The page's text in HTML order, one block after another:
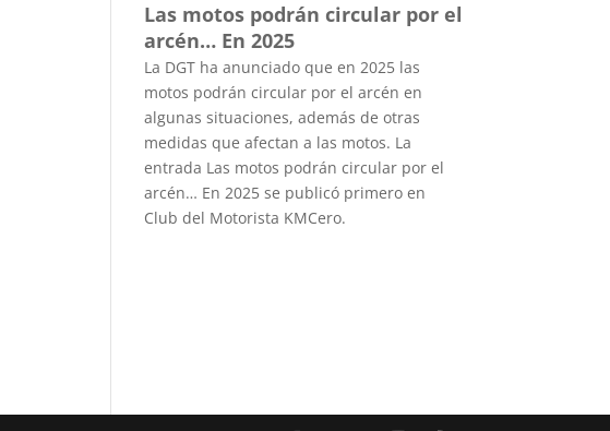
Las motos podrán circular por el
arcén… En 2025
La DGT ha anunciado que en 2025 las
motos podrán circular por el arcén en
algunas situaciones, además de otras
medidas que afectan a las motos. La
entrada Las motos podrán circular por el
arcén… En 2025 se publicó primero en
Club del Motorista KMCero.